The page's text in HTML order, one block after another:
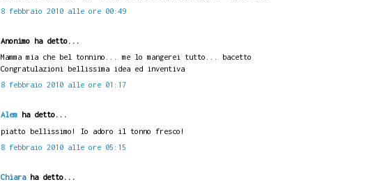
8 febbraio 2010 alle ore 00:49
Anonimo ha detto...
Mamma mia che bel tonnino... me lo mangerei tutto... bacetto
Congratulazioni bellissima idea ed inventiva
8 febbraio 2010 alle ore 01:17
Alemha detto...
piatto bellissimo! Io adoro il tonno fresco!
8 febbraio 2010 alle ore 05:15
Chiaraha detto...